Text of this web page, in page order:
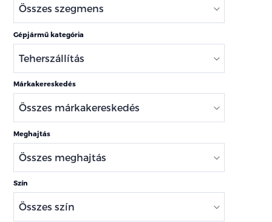
Gépjármű kategória
Márkakereskedés
Meghajtás
Szín